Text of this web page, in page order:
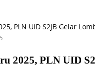
2025, PLN UID